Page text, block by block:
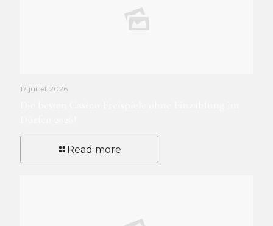
17 juillet 2026
Read more